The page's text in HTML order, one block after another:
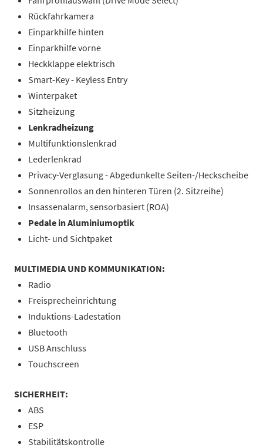
Rückfahrkamera
Einparkhilfe hinten
Einparkhilfe vorne
Heckklappe elektrisch
Smart-Key - Keyless Entry
Winterpaket
Sitzheizung
Lenkradheizung
Multifunktionslenkrad
Lederlenkrad
Privacy-Verglasung - Abgedunkelte Seiten-/Heckscheibe
Sonnenrollos an den hinteren Türen (2. Sitzreihe)
Insassenalarm, sensorbasiert (ROA)
Pedale in Aluminiumoptik
Licht- und Sichtpaket
MULTIMEDIA UND KOMMUNIKATION:
Radio
Freisprecheinrichtung
Induktions-Ladestation
Bluetooth
USB Anschluss
Touchscreen
SICHERHEIT:
ABS
ESP
Stabilitätskontrolle